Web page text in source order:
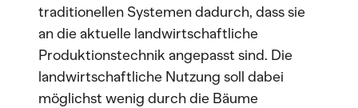
traditionellen Systemen dadurch, dass sie
an die aktuelle landwirtschaftliche
Produktionstechnik angepasst sind. Die
landwirtschaftliche Nutzung soll dabei
möglichst wenig durch die Bäume